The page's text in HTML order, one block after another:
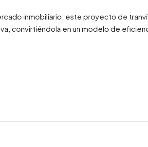
inmobiliario, este proyecto de
convirtiéndola en un modelo de